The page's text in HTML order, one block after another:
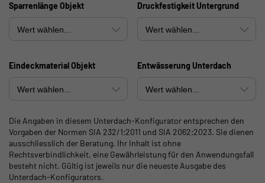
Sparrenlänge Objekt Druckfestigkeit Untergrund
Eindeckmaterial Objekt Entwässerung Unterdach
Die Angaben in diesem Unterdach-Konfigurator entsprechen den
Vorgaben der Normen SIA 232/1;2011 und SIA 2062;2023. Sie dienen
ausschliesslich der Beratung. Ihr Inhalt ist ohne
Rechtsverbindlichkeit, eine Gewährleistung für den Anwendungsfall
besteht nicht. Gültig ist jeweils nur die neueste Ausgabe des
Unterdach-Konfigurators.